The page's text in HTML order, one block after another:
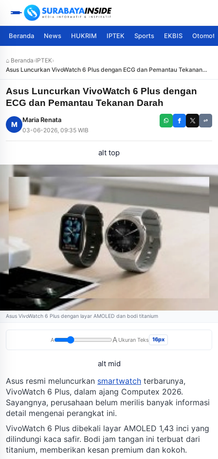
Beranda News HUKRIM IPTEK Sports EKBIS
⌂ Beranda›IPTEK›
Asus Luncurkan VivoWatch 6 Plus dengan ECG dan Pemantau Tekanan
Darah
Asus Luncurkan VivoWatch 6 Plus dengan
ECG dan Pemantau Tekanan Darah
M
Maria Renata
03-06-2026, 09:35 WIB
alt top
Asus VivoWatch 6 Plus dengan layar AMOLED dan bodi titanium
A A Ukuran Teks 16px
alt mid
Asus resmi meluncurkan smartwatch terbarunya,
VivoWatch 6 Plus, dalam ajang Computex 2026.
Sayangnya, perusahaan belum merilis banyak informasi
detail mengenai perangkat ini.
VivoWatch 6 Plus dibekali layar AMOLED 1,43 inci yang
dilindungi kaca safir. Bodi jam tangan ini terbuat dari
titanium, memberikan kesan premium dan kokoh.